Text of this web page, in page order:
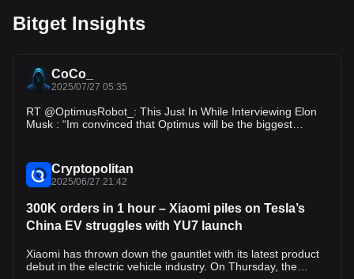
Bitget Insights
CoCo_
2025/07/27 05:35
RT @OptimusRobot_: This Just In While Interviewing Elon
Musk : “Im convinced that Optimus will be the biggest
Cryptopolitan
2025/06/27 21:42
300K orders in 1 hour – Xiaomi piles on Tesla’s
China EV struggles with YU7 launch
Xiaomi has thrown down the gauntlet with its latest product
debut in the electric vehicle industry. On Thursday, the